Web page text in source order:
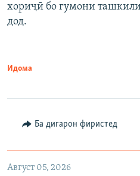
хориҷӣ бо гумони
дод.
Идома
Ба дигарон фиристед
Август 05, 2026